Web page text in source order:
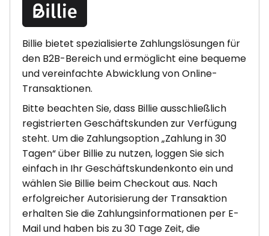
Billie bietet spezialisierte Zahlungslösungen für
den B2B-Bereich und ermöglicht eine bequeme
und vereinfachte Abwicklung von Online-
Transaktionen.
Bitte beachten Sie, dass Billie ausschließlich
registrierten Geschäftskunden zur Verfügung
steht. Um die Zahlungsoption „Zahlung in 30
Tagen“ über Billie zu nutzen, loggen Sie sich
einfach in Ihr Geschäftskundenkonto ein und
wählen Sie Billie beim Checkout aus. Nach
erfolgreicher Autorisierung der Transaktion
erhalten Sie die Zahlungsinformationen per E-
Mail und haben bis zu 30 Tage Zeit, die